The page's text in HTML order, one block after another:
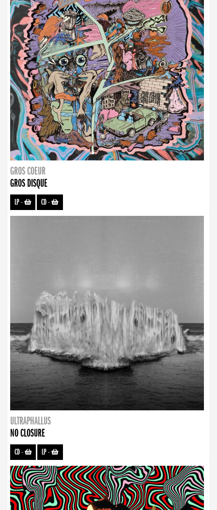
GROS COEUR
GROS DISQUE
LP- CD-
ULTRAPHALLUS
NO CLOSURE
CD- LP-